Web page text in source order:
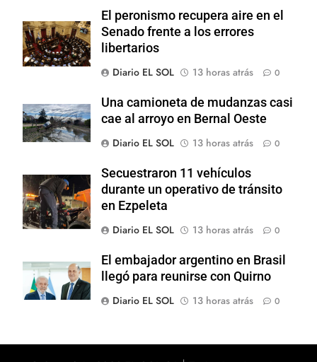
El peronismo recupera aire en el
Senado frente a los errores
libertarios
Diario EL SOL
13 horas atrás 0
Una camioneta de mudanzas casi
cae al arroyo en Bernal Oeste
Diario EL SOL
13 horas atrás 0
Secuestraron 11 vehículos
durante un operativo de tránsito
en Ezpeleta
Diario EL SOL
13 horas atrás 0
El embajador argentino en Brasil
llegó para reunirse con Quirno
Diario EL SOL
13 horas atrás 0